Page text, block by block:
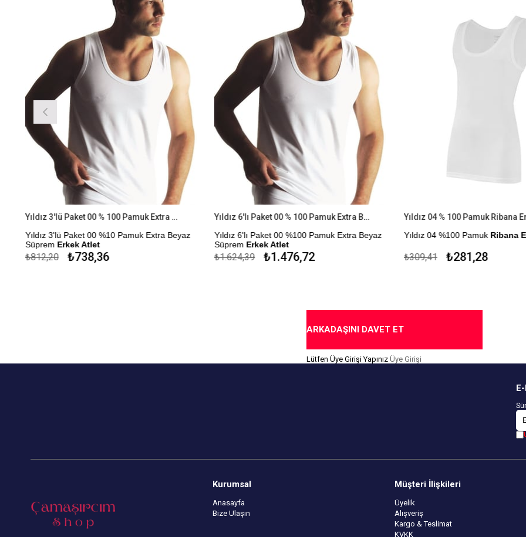
Yıldız 3'lü Paket 00 % 100 Pamuk Extra Beyaz Süprem Erkek Atlet
Yıldız 3'lü Paket 00 %10 Pamuk Extra Beyaz
Süprem Erkek Atlet
Çekmezlik Sanfor Testi Yapılmıştır.
₺738,36
₺812,20
Yıldız 6'lı Paket 00 % 100 Pamuk Extra Beyaz Süprem Erkek Atlet
Yıldız 6'lı Paket 00 %100 Pamuk Extra Beyaz
Süprem Erkek Atlet
Çekmezlik Sanfor Testi Yapılmıştır.
₺1.476,72
₺1.624,39
Yıldız 04 % 100 Pamuk Ribana
Yıldız 04 %100 Pamuk Ribana
Çekmezlik Sanfor Testi
₺281,28
₺309,41
ARKADAŞINI DAVET ET
Lütfen Üye Girişi Yapınız Üye Girişi
Kurumsal
Anasayfa
Bize Ulaşın
Müşteri İlişkileri
Üyelik
Alışveriş
Kargo & Teslimat
KVKK